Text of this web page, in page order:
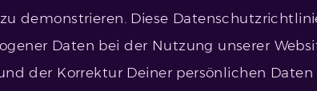
demonstrieren. Diese
Daten bei der Nutzung unserer
der Korrektur Deiner persönlichen